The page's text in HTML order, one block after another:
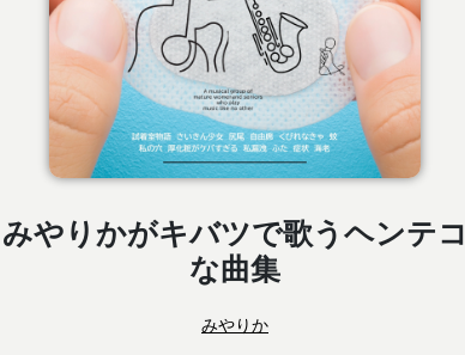
みやりかがキバツで歌うヘンテコ
な曲集
みやりか